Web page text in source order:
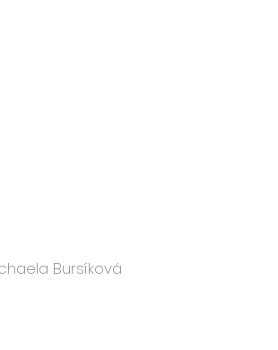
Bursíková